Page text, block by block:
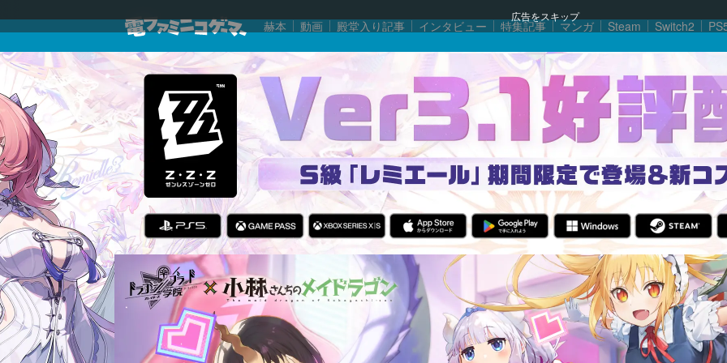
広告をスキップ
赫本 動画 殿堂入り記事 インタビュー 特集記事 マンガ Steam Switch2